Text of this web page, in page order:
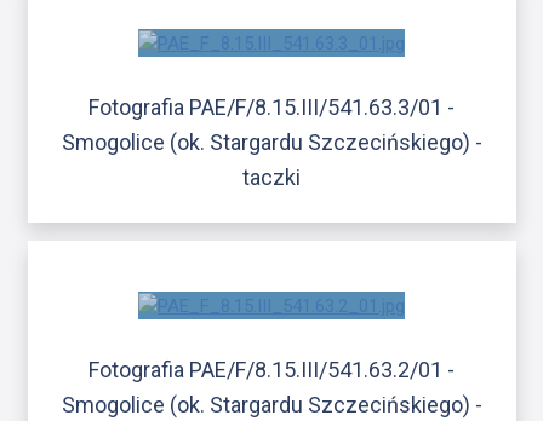
Fotografia PAE/F/8.15.III/541.63.3/01 -
Smogolice (ok. Stargardu Szczecińskiego) -
taczki
Fotografia PAE/F/8.15.III/541.63.2/01 -
Smogolice (ok. Stargardu Szczecińskiego) -